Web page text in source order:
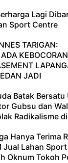
Lagi
Sport Centre
TARIGAN:
KEBOCORAN
JADI
Batak Bersatu
Gubsu dan
Radikalisme
Hanya Terima
Jual Lahan
Oknum Tokoh